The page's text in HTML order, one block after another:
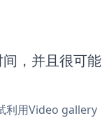
，并且很可能
利用Video gallery